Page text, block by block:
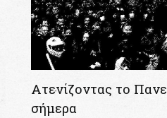
Ατενίζοντας το
σήμερα